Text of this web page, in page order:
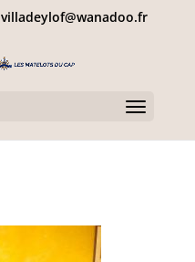
villadeylof@wanadoo.fr